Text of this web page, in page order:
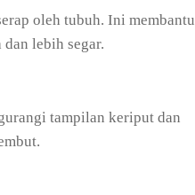
oleh tubuh. Ini membantu
lebih segar.
tampilan keriput dan